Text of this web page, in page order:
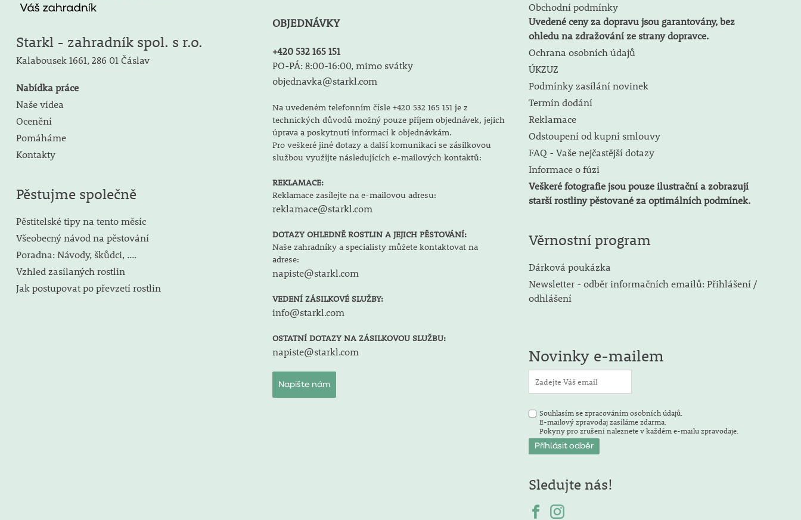
Starkl - zahradník spol. s r.o.
Kalabousek 1661, 286 01 Čáslav
Nabídka práce
Naše videa
Ocenění
Pomáháme
Kontakty
Pěstujme společně
Pěstitelské tipy na tento měsíc
Všeobecný návod na pěstování
Poradna: Návody, škůdci, ....
Vzhled zasílaných rostlin
Jak postupovat po převzetí rostlin
OBJEDNÁVKY
+420 532 165 151
PO-PÁ: 8:00-16:00, mimo svátky
objednavka@starkl.com
Na uvedeném telefonním čísle +420 532 165 151 je z
technických důvodů možný pouze příjem objednávek, jejich
úprava a poskytnutí informací k objednávkám.
Pro veškeré jiné dotazy a další komunikaci se zásilkovou
službou využijte následujících e-mailových kontaktů:
REKLAMACE:
Reklamace zasílejte na e-mailovou adresu:
reklamace@starkl.com
DOTAZY OHLEDNĚ ROSTLIN A JEJICH PĚSTOVÁNÍ:
Naše zahradníky a specialisty můžete kontaktovat na
adrese:
napiste@starkl.com
VEDENÍ ZÁSILKOVÉ SLUŽBY:
info@starkl.com
OSTATNÍ DOTAZY NA ZÁSILKOVOU SLUŽBU:
napiste@starkl.com
Napište nám
Obchodní podmínky
Uvedené ceny za dopravu jsou garantovány, bez
ohledu na zdražování ze strany dopravce.
Ochrana osobních údajů
ÚKZUZ
Podmínky zasílání novinek
Termín dodání
Reklamace
Odstoupení od kupní smlouvy
FAQ - Vaše nejčastější dotazy
Informace o fúzi
Veškeré fotografie jsou pouze ilustrační a zobrazují
starší rostliny pěstované za optimálních podmínek.
Věrnostní program
Dárková poukázka
Newsletter - odběr informačních emailů: Přihlášení /
odhlášení
Novinky e-mailem
Souhlasím se zpracováním osobních údajů.
E-mailový zpravodaj zasíláme zdarma.
Pokyny pro zrušení naleznete v každém e-mailu zpravodaje.
Sledujte nás!